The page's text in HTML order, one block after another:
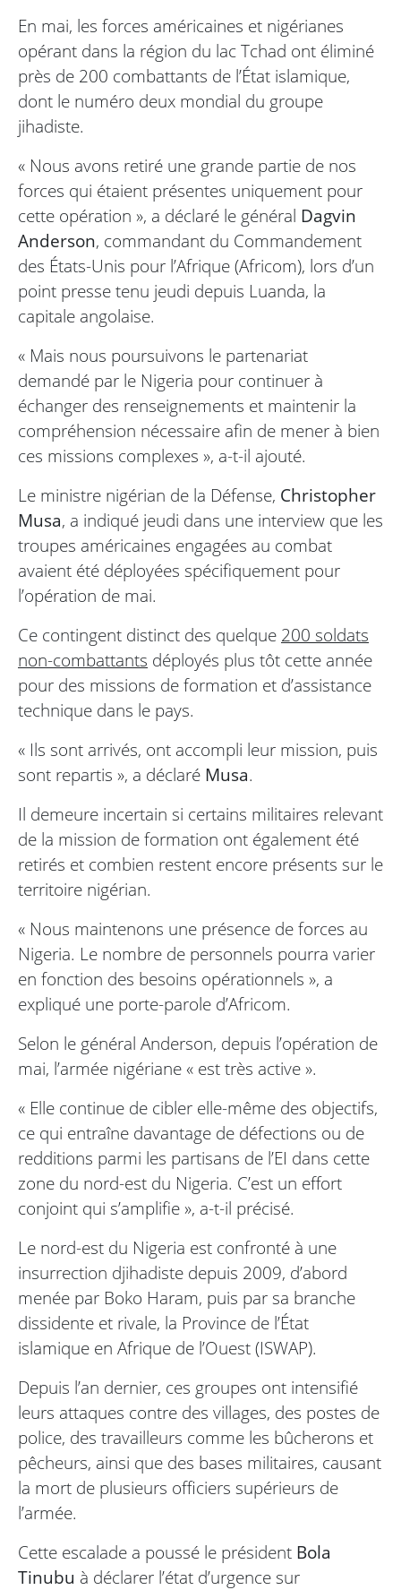
En mai, les forces américaines et nigérianes
opérant dans la région du lac Tchad ont éliminé
près de 200 combattants de l’État islamique,
dont le numéro deux mondial du groupe
jihadiste.
« Nous avons retiré une grande partie de nos
forces qui étaient présentes uniquement pour
cette opération », a déclaré le général Dagvin
Anderson, commandant du Commandement
des États-Unis pour l’Afrique (Africom), lors d’un
point presse tenu jeudi depuis Luanda, la
capitale angolaise.
« Mais nous poursuivons le partenariat
demandé par le Nigeria pour continuer à
échanger des renseignements et maintenir la
compréhension nécessaire afin de mener à bien
ces missions complexes », a-t-il ajouté.
Le ministre nigérian de la Défense, Christopher
Musa, a indiqué jeudi dans une interview que les
troupes américaines engagées au combat
avaient été déployées spécifiquement pour
l’opération de mai.
Ce contingent distinct des quelque 200 soldats
non-combattants déployés plus tôt cette année
pour des missions de formation et d’assistance
technique dans le pays.
« Ils sont arrivés, ont accompli leur mission, puis
sont repartis », a déclaré Musa.
Il demeure incertain si certains militaires relevant
de la mission de formation ont également été
retirés et combien restent encore présents sur le
territoire nigérian.
« Nous maintenons une présence de forces au
Nigeria. Le nombre de personnels pourra varier
en fonction des besoins opérationnels », a
expliqué une porte-parole d’Africom.
Selon le général Anderson, depuis l’opération de
mai, l’armée nigériane « est très active ».
« Elle continue de cibler elle-même des objectifs,
ce qui entraîne davantage de défections ou de
redditions parmi les partisans de l’EI dans cette
zone du nord-est du Nigeria. C’est un effort
conjoint qui s’amplifie », a-t-il précisé.
Le nord-est du Nigeria est confronté à une
insurrection djihadiste depuis 2009, d’abord
menée par Boko Haram, puis par sa branche
dissidente et rivale, la Province de l’État
islamique en Afrique de l’Ouest (ISWAP).
Depuis l’an dernier, ces groupes ont intensifié
leurs attaques contre des villages, des postes de
police, des travailleurs comme les bûcherons et
pêcheurs, ainsi que des bases militaires, causant
la mort de plusieurs officiers supérieurs de
l’armée.
Cette escalade a poussé le président Bola
Tinubu à déclarer l’état d’urgence sur